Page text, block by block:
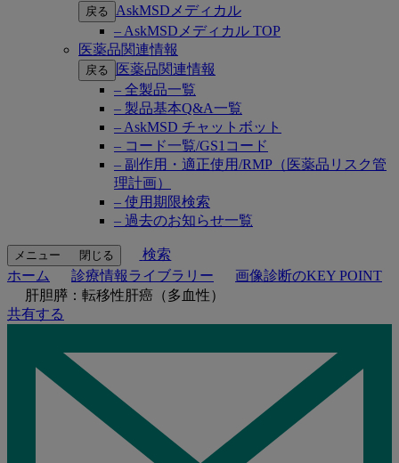
戻る
AskMSDメディカル
– AskMSDメディカル TOP
医薬品関連情報
戻る
医薬品関連情報
– 全製品一覧
– 製品基本Q&A一覧
– AskMSD チャットボット
– コード一覧/GS1コード
– 副作用・適正使用/RMP（医薬品リスク管
理計画）
– 使用期限検索
– 過去のお知らせ一覧
メニュー 閉じる
検索
ホーム
診療情報ライブラリー
画像診断のKEY POINT
肝胆膵：転移性肝癌（多血性）
共有する